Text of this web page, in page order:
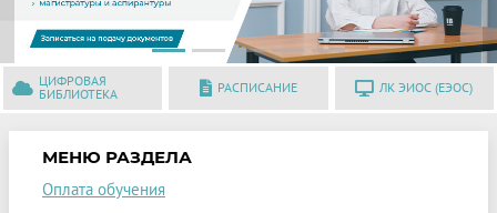
ЦИФРОВАЯ
БИБЛИОТЕКА
РАСПИСАНИЕ ЛК ЭИОС (ЕЭОС)
МЕНЮ РАЗДЕЛА
Оплата обучения